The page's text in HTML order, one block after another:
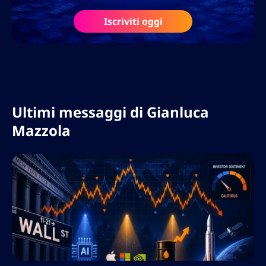
multilingue e implementando strategie di
localizzazione che massimizzano la portata
globale.
Iscriviti oggi
Ultimi messaggi di Gianluca
Mazzola